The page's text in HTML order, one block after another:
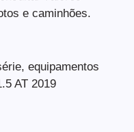
e caminhões.
equipamentos
AT 2019